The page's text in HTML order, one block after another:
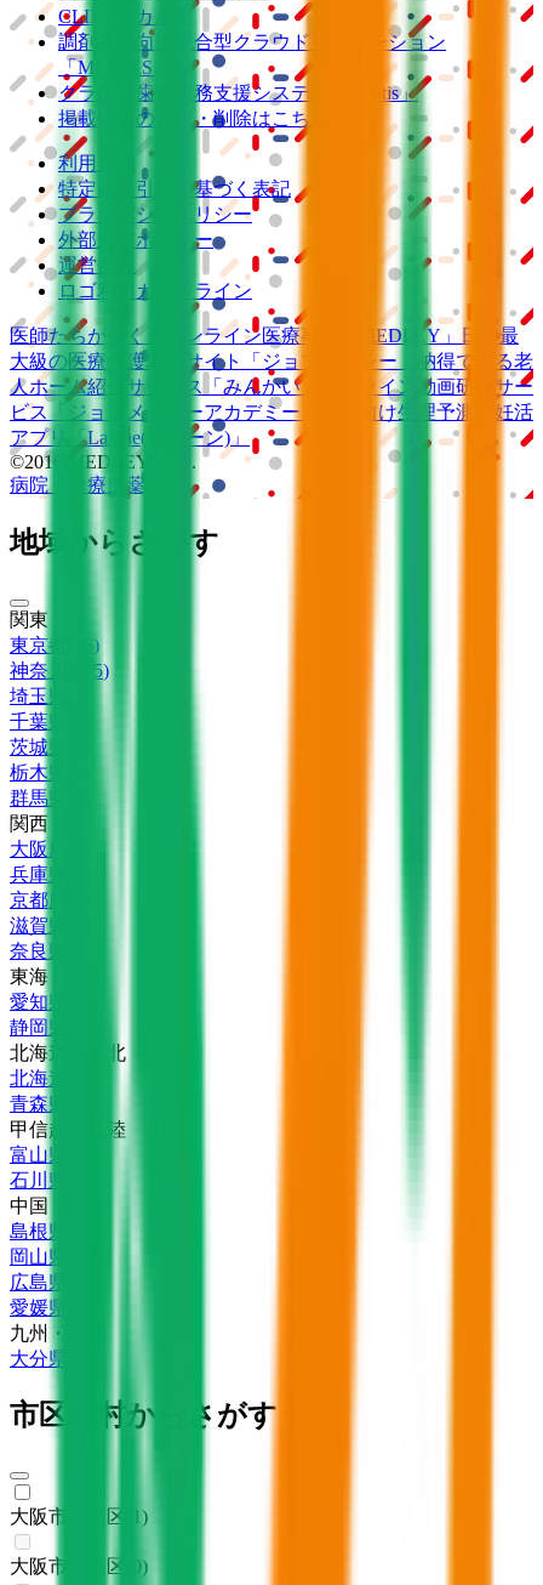
CLINICSカルテ
調剤薬局向け統合型クラウドソリューション
「MEDIXS」
クラウド歯科業務支援システム
「Dentis」
掲載情報の修正・削除はこちら
利用規約
特定商取引法に基づく表記
プライバシーポリシー
外部送信ポリシー
運営会社
ロゴ利用ガイドライン
医師たちがつくる オンライン医療事典 「MEDLEY」
日本最
大級の 医療介護求人サイト 「ジョブメドレー」 納得できる老
人ホーム紹介サービス
「みんかい」 オンライン
動画研修サー
ビス
「ジョブメドレーアカデミー」 女性向け生理予測・妊活
アプリ
「Lalune(ラルーン)」
©2016 MEDLEY, INC.
病院・診療所
薬局
地域からさがす
関東
東京都
)
神奈川県
5)
埼玉県
千葉県
茨城県
栃木県
群馬県
関西
大阪府
兵庫県
京都府
滋賀県
奈良県
東海
愛知県
静岡県
北海道・東北
北海道
青森県
甲信越・北陸
富山県
石川県
中国・四国
島根県
岡山県
広島県
愛媛県
九州・沖縄
大分県
市区町村からさがす
大阪市都島区 1)
大阪市福島区 0)